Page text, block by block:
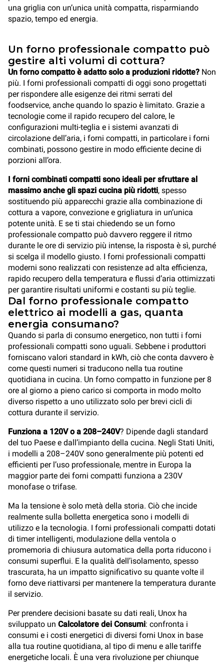
una griglia con un’unica unità compatta, risparmiando
spazio, tempo ed energia.
Un forno professionale compatto può
gestire alti volumi di cottura?
Un forno compatto è adatto solo a produzioni ridotte? Non
più. I forni professionali compatti di oggi sono progettati
per rispondere alle esigenze dei ritmi serrati del
foodservice, anche quando lo spazio è limitato. Grazie a
tecnologie come il rapido recupero del calore, le
configurazioni multi-teglia e i sistemi avanzati di
circolazione dell’aria, i forni compatti, in particolare i forni
combinati, possono gestire in modo efficiente decine di
porzioni all’ora.
I forni combinati compatti sono ideali per sfruttare al
massimo anche gli spazi cucina più ridotti, spesso
sostituendo più apparecchi grazie alla combinazione di
cottura a vapore, convezione e grigliatura in un’unica
potente unità. E se ti stai chiedendo se un forno
professionale compatto può davvero reggere il ritmo
durante le ore di servizio più intense, la risposta è sì, purché
si scelga il modello giusto. I forni professionali compatti
moderni sono realizzati con resistenze ad alta efficienza,
rapido recupero della temperatura e flussi d’aria ottimizzati
per garantire risultati uniformi e costanti su più teglie.
Dal forno professionale compatto
elettrico ai modelli a gas, quanta
energia consumano?
Quando si parla di consumo energetico, non tutti i forni
professionali compatti sono uguali. Sebbene i produttori
forniscano valori standard in kWh, ciò che conta davvero è
come questi numeri si traducono nella tua routine
quotidiana in cucina. Un forno compatto in funzione per 8
ore al giorno a pieno carico si comporta in modo molto
diverso rispetto a uno utilizzato solo per brevi cicli di
cottura durante il servizio.
Funziona a 120V o a 208–240V? Dipende dagli standard
del tuo Paese e dall’impianto della cucina. Negli Stati Uniti,
i modelli a 208–240V sono generalmente più potenti ed
efficienti per l’uso professionale, mentre in Europa la
maggior parte dei forni compatti funziona a 230V
monofase o trifase.
Ma la tensione è solo metà della storia. Ciò che incide
realmente sulla bolletta energetica sono i modelli di
utilizzo e la tecnologia. I forni professionali compatti dotati
di timer intelligenti, modulazione della ventola o
promemoria di chiusura automatica della porta riducono i
consumi superflui. E la qualità dell’isolamento, spesso
trascurata, ha un impatto significativo su quante volte il
forno deve riattivarsi per mantenere la temperatura durante
il servizio.
Per prendere decisioni basate su dati reali, Unox ha
sviluppato un Calcolatore dei Consumi: confronta i
consumi e i costi energetici di diversi forni Unox in base
alla tua routine quotidiana, al tipo di menu e alle tariffe
energetiche locali. È una vera rivoluzione per chiunque